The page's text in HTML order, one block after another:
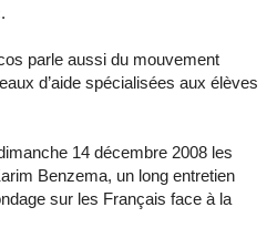
parle aussi du mouvement
d’aide spécialisées aux élèves
14 décembre 2008 les
Benzema, un long entretien
sur les Français face à la